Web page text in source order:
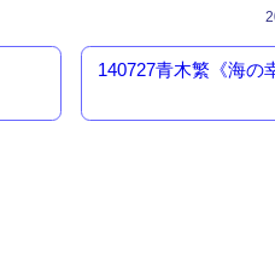
140727青木繁《海の